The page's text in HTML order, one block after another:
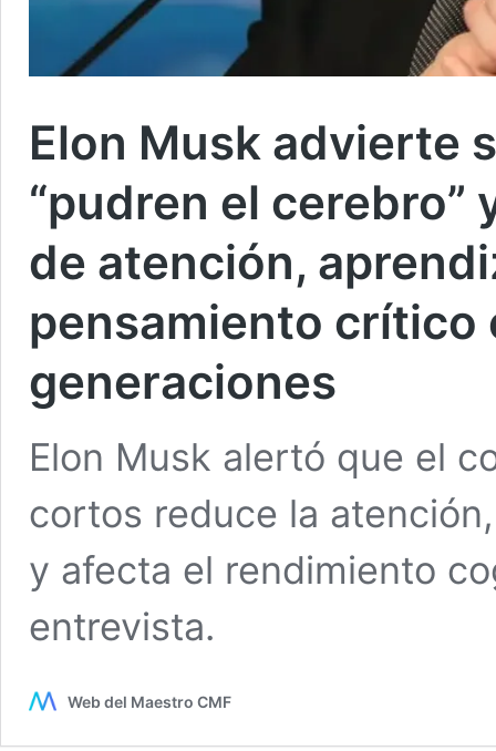
Elon Musk advierte
“pudren el
de atención,
pensamiento crítico
generaciones
Elon Musk alertó que el
cortos reduce la
y afecta el rendimiento
entrevista.
Web del Maestro CMF